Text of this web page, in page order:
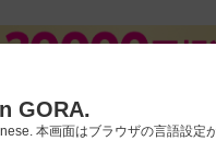
GORA.
本画面はブラウザの言語設定